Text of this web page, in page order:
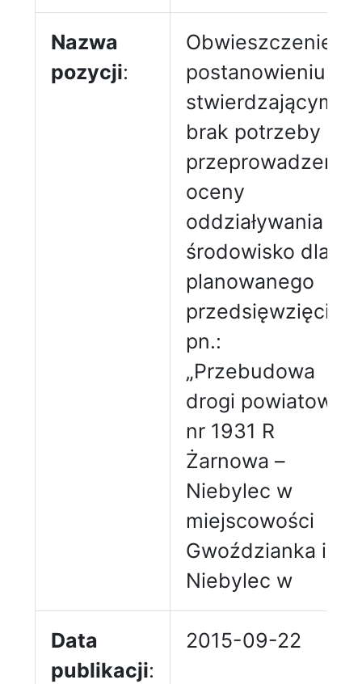
Nazwa
pozycji:
Obwieszczenie o
postanowieniu
stwierdzającym
brak potrzeby
przeprowadzenia
oceny
oddziaływania na
środowisko dla
planowanego
przedsięwzięcia
pn.:
„Przebudowa
drogi powiatowej
nr 1931 R
Żarnowa –
Niebylec w
miejscowości
Gwoździanka i
Niebylec w
Data
publikacji:
2015-09-22